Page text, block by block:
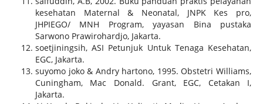
kesehatan Maternal & Neonatal, JNPK Kes pro,
JHPIEGO/ MNH Program, yayasan Bina pustaka
Sarwono Prawirohardjo, Jakarta.
soetjiningsih, ASI Petunjuk Untuk Tenaga Kesehatan,
EGC, Jakarta.
suyomo joko & Andry hartono, 1995. Obstetri Williams,
Cuningham, Mac Donald. Grant, EGC, Cetakan I,
Jakarta.